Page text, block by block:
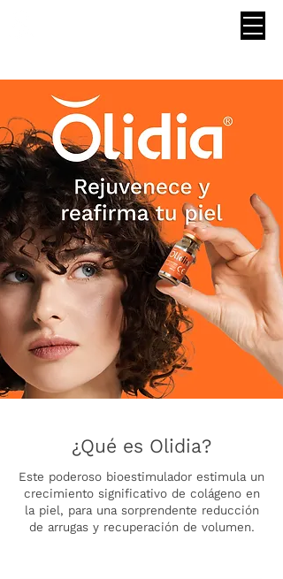
¿Qué es Olidia?
Este poderoso bioestimulador estimula un
crecimiento significativo de colágeno en
la piel, para una sorprendente reducción
de arrugas y recuperación de volumen.